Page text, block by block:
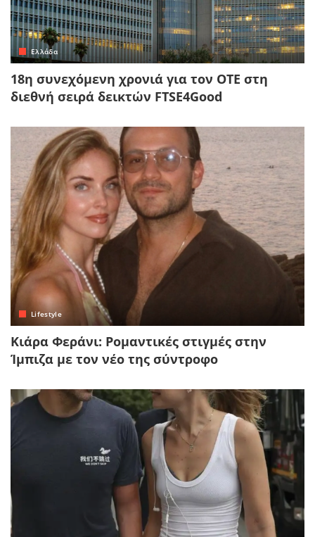
Ελλάδα
18η συνεχόμενη χρονιά για τον ΟΤΕ στη
διεθνή σειρά δεικτών FTSE4Good
Lifestyle
Κιάρα Φεράνι: Ρομαντικές στιγμές στην
Ίμπιζα με τον νέο της σύντροφο